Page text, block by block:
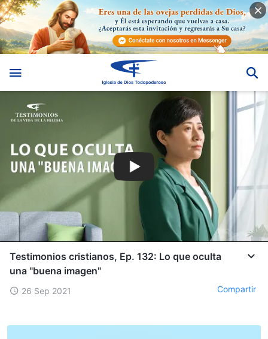
Testimonios cristianos, Ep. 132: Lo que oculta
una "buena imagen"
26 Sep 2021 Compartir